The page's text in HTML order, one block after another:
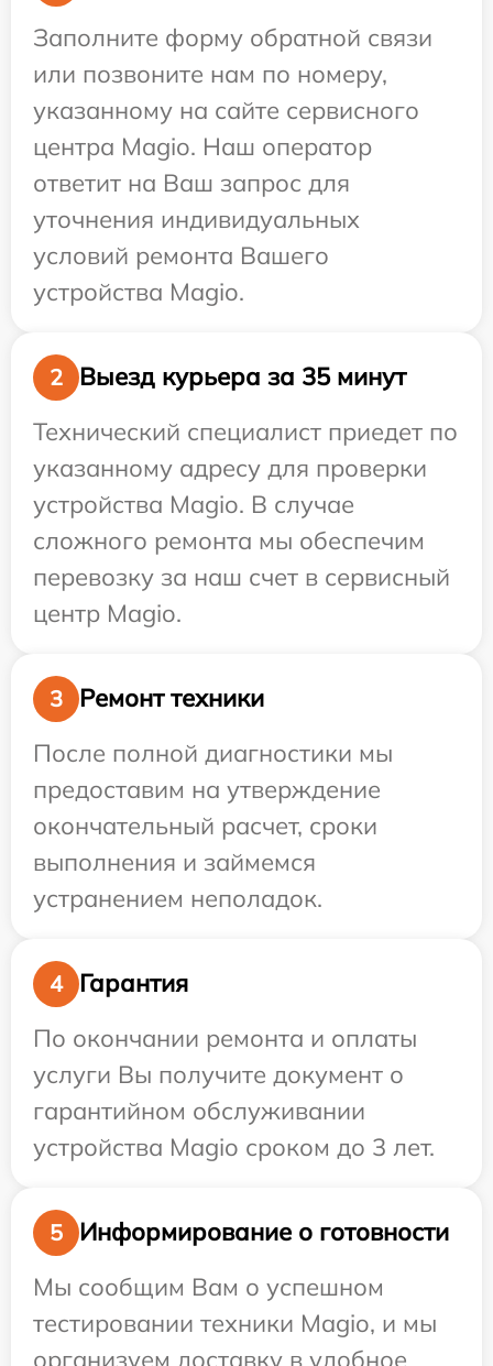
Заполните форму обратной связи
или позвоните нам по номеру,
указанному на сайте сервисного
центра Magio. Наш оператор
ответит на Ваш запрос для
уточнения индивидуальных
условий ремонта Вашего
устройства Magio.
2
Выезд курьера за 35 минут
Технический специалист приедет по
указанному адресу для проверки
устройства Magio. В случае
сложного ремонта мы обеспечим
перевозку за наш счет в сервисный
центр Magio.
3
Ремонт техники
После полной диагностики мы
предоставим на утверждение
окончательный расчет, сроки
выполнения и займемся
устранением неполадок.
4
Гарантия
По окончании ремонта и оплаты
услуги Вы получите документ о
гарантийном обслуживании
устройства Magio сроком до 3 лет.
5
Информирование о готовности
Мы сообщим Вам о успешном
тестировании техники Magio, и мы
организуем доставку в удобное